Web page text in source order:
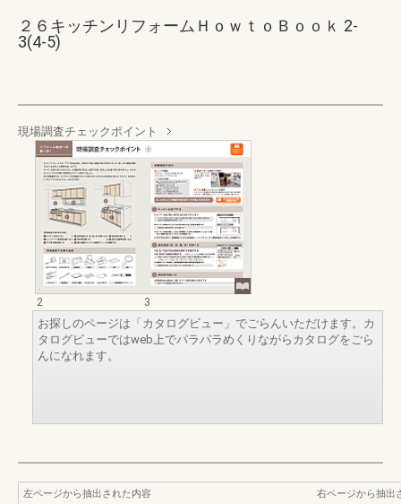
２６キッチンリフォームＨｏｗｔｏＢｏｏｋ 2-
3(4-5)
現場調査チェックポイント
2
3
お探しのページは「カタログビュー」でごらんいただけます。カ
タログビューではweb上でパラパラめくりながらカタログをごら
んになれます。
左ページから抽出された内容
右ページから抽出